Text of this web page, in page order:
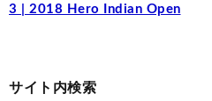
3 | 2018 Hero Indian Open
サイト内検索